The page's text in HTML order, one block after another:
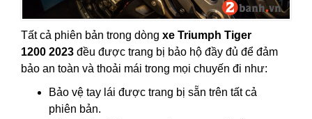
Tất cả phiên bản trong dòng xe Triumph Tiger
1200 2023 đều được trang bị bảo hộ đầy đủ để đảm
bảo an toàn và thoải mái trong mọi chuyến đi như:
Bảo vệ tay lái được trang bị sẵn trên tất cả
phiên bản.